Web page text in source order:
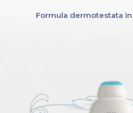
Formula dermotestata